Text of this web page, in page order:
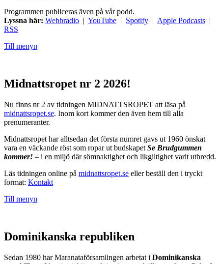
Programmen publiceras även på vår podd.
Lyssna här: Webbradio | YouTube | Spotify | Apple Podcasts |
RSS
Till menyn
Midnattsropet nr 2 2026!
Nu finns nr 2 av tidningen MIDNATTSROPET att läsa på
midnattsropet.se. Inom kort kommer den även hem till alla
prenumeranter.
Midnattsropet har alltsedan det första numret gavs ut 1960 önskat
vara en väckande röst som ropar ut budskapet Se Brudgummen
kommer! – i en miljö där sömnaktighet och likgiltighet varit utbredd.
Läs tidningen online på midnattsropet.se eller beställ den i tryckt
format: Kontakt
Till menyn
Dominikanska republiken
Sedan 1980 har Maranataförsamlingen arbetat i Dominikanska